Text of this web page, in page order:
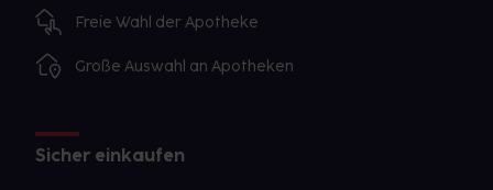
Freie Wahl der Apotheke
Große Auswahl an Apotheken
Sicher einkaufen